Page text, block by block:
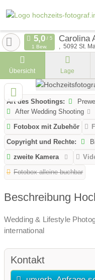
Carolina
5092 St.
1 Bew.
Übersicht Lage
Art des Shootings:
After Wedding Shooting
Fotobox mit Zubehör
Copyright und Rechte:
zweite Kamera
Fotobox alleine buchbar
Beschreibung
Wedding & Lifestyle
international
Kontakt